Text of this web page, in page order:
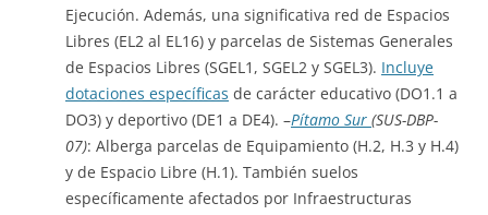
Ejecución. Además, una significativa red de Espacios
Libres (EL2 al EL16) y parcelas de Sistemas Generales
de Espacios Libres (SGEL1, SGEL2 y SGEL3). Incluye
dotaciones específicas de carácter educativo (DO1.1 a
DO3) y deportivo (DE1 a DE4). –Pítamo Sur (SUS-DBP-
07): Alberga parcelas de Equipamiento (H.2, H.3 y H.4)
y de Espacio Libre (H.1). También suelos
específicamente afectados por Infraestructuras